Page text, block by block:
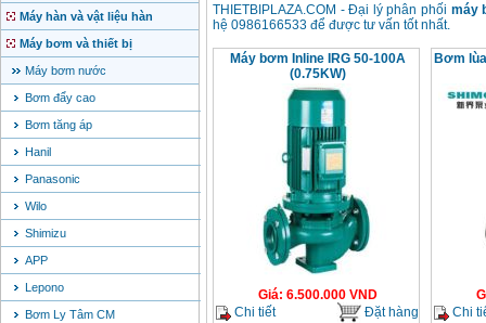
Máy hàn và vật liệu hàn
Máy bơm và thiết bị
Máy bơm nước
Bơm đẩy cao
Bơm tăng áp
Hanil
Panasonic
Wilo
Shimizu
APP
Lepono
Bơm Ly Tâm CM
THIETBIPLAZA.COM - Đại lý phân phối máy
hệ 0986166533 để được tư vấn tốt nhất.
Máy bơm Inline IRG 50-100A
(0.75KW)
Giá: 6.500.000VND
Chi tiết
Đặt hàng
Bơm
Chi